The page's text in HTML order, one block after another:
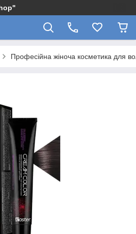
Професійна жіноча косметика для